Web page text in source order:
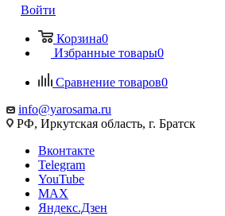
Войти
Корзина0
Избранные товары0
Сравнение товаров0
info@yarosama.ru
РФ, Иркутская область, г. Братск
Вконтакте
Telegram
YouTube
MAX
Яндекс.Дзен